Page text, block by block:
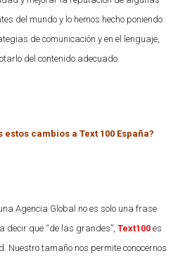
del mundo y lo hemos hecho poniendo
de comunicación y en el lenguaje,
del contenido adecuado.
cambios a Text 100 España?
Agencia Global no es solo una frase
decir que “de las grandes”, Text100 es
Nuestro tamaño nos permite conocernos